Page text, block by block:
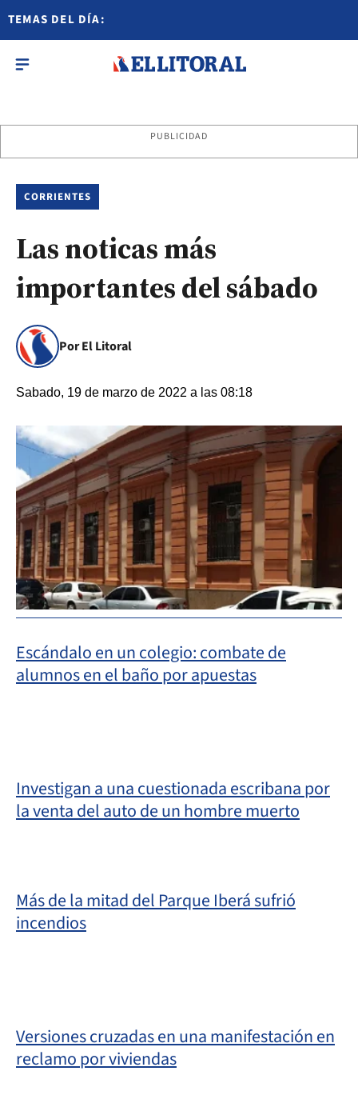
TEMAS DEL DÍA:
PUBLICIDAD
CORRIENTES
Las noticas más
importantes del sábado
Por El Litoral
Sabado, 19 de marzo de 2022 a las 08:18
Escándalo en un colegio: combate de
alumnos en el baño por apuestas
Investigan a una cuestionada escribana por
la venta del auto de un hombre muerto
Más de la mitad del Parque Iberá sufrió
incendios
Versiones cruzadas en una manifestación en
reclamo por viviendas